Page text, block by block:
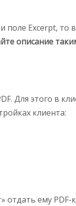
поле Excerpt,
описание
Для этого в
клиента:
отдать ему